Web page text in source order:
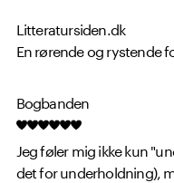
Litteratursiden.dk
En rørende og rystende
Bogbanden
Jeg føler mig ikke kun
det for underholdning),